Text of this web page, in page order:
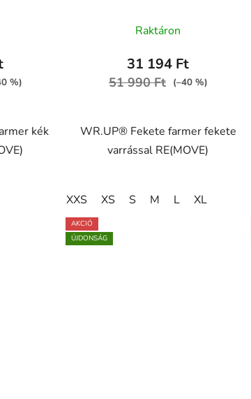
%)
kék
termék
átlagos
értékelése
5,0
csillag.
Raktáron
31 194 Ft
51 990 Ft (–40 %)
WR.UP® Fekete farmer fekete
varrással RE(MOVE)
XXS XS S M L XL
AKCIÓ
ÚJDONSÁG